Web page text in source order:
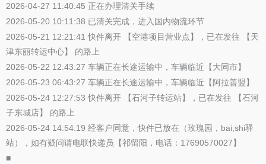
2026-04-27 11:40:45 正在办理清关手续
2026-05-20 10:11:38 已清关完成，进入国内物流环节
2026-05-21 12:21:41 快件离开 【空港项目营业点】，已在发往 【天
津东丽转运中心】 的路上
2026-05-22 12:43:27 车辆正在长途运输中，车辆临近【大同市】
2026-05-23 06:43:27 车辆正在长途运输中，车辆临近【阿拉善盟】
2026-05-24 12:27:53 快件离开 【石河子转运站】，已在发往 【石河
子东城店】 的路上
2026-05-24 14:54:19 经客户同意，快件已放在（玫瑰园，bai,shi驿
站），如有疑问请电联快递员【祁留阳，电话：17690570027】
■